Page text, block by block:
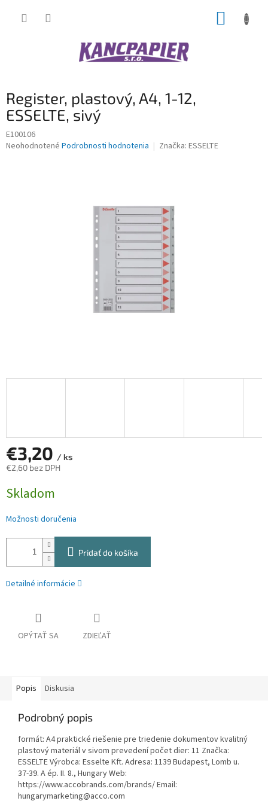
Register, plastový, A4, 1-12,
ESSELTE, sivý
E100106
Priemerné
Neohodnotené Podrobnosti hodnotenia Značka: ESSELTE
€3,20 / ks
€2,60 bez DPH
cena:
Skladom
Možnosti doručenia
Pridať do košíka
Detailné informácie
OPÝTAŤ SA ZDIEĽAŤ
Popis Diskusia
Podrobný popis
formát: A4 praktické riešenie pre triedenie dokumentov kvalitný
plastový materiál v sivom prevedení počet dier: 11 Značka:
ESSELTE Výrobca: Esselte Kft. Adresa: 1139 Budapest, Lomb u.
37-39. A ép. II. 8., Hungary Web:
https://www.accobrands.com/brands/ Email:
hungarymarketing@acco.com